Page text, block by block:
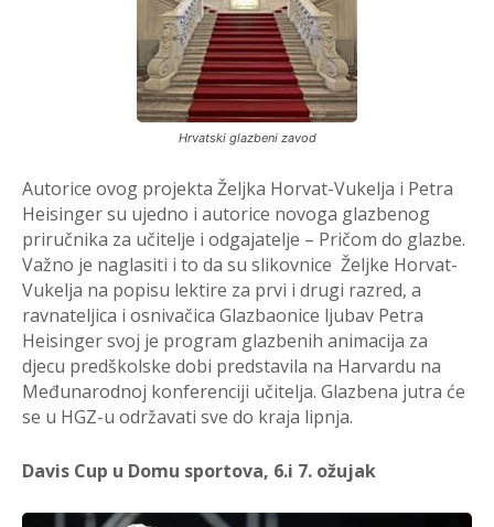
Hrvatski glazbeni zavod
Autorice ovog projekta Željka Horvat-Vukelja i Petra
Heisinger su ujedno i autorice novoga glazbenog
priručnika za učitelje i odgajatelje – Pričom do glazbe.
Važno je naglasiti i to da su slikovnice Željke Horvat-
Vukelja na popisu lektire za prvi i drugi razred, a
ravnateljica i osnivačica Glazbaonice ljubav Petra
Heisinger svoj je program glazbenih animacija za
djecu predškolske dobi predstavila na Harvardu na
Međunarodnoj konferenciji učitelja. Glazbena jutra će
se u HGZ-u održavati sve do kraja lipnja.
Davis Cup u Domu sportova, 6.i 7. ožujak